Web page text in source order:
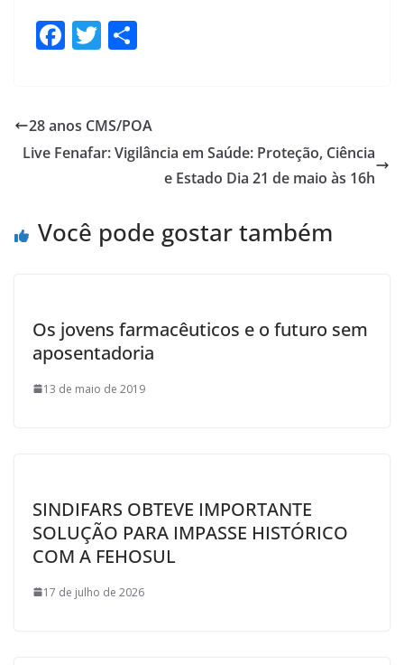
F
b
o
T
er e
28 anos CMS/POA
Live Fenafar: Vigilância em Saúde: Proteção, Ciência
e Estado Dia 21 de maio às 16h
Você pode gostar também
Os jovens farmacêuticos e o futuro sem
aposentadoria
13 de maio de 2019
SINDIFARS OBTEVE IMPORTANTE
SOLUÇÃO PARA IMPASSE HISTÓRICO
COM A FEHOSUL
17 de julho de 2026